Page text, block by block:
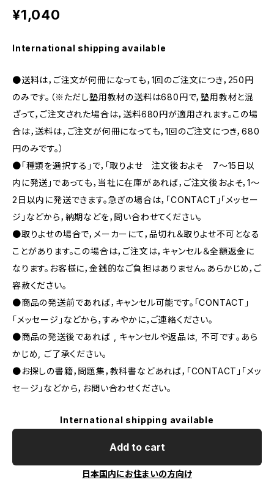
¥1,040
International shipping available
●送料は，ご注文が何冊になっても，1回のご注文につき，250円
のみです。（※ただし塾用教材の送料は680円で，塾用教材と混
ざって，ご注文された場合は，送料680円が適用されます。この場
合は，送料は，ご注文が何冊になっても，1回のご注文につき，680
円のみです。）
●「種類を選択する」で，「取りよせ 注文後およそ 7〜15日以
内に発送」であっても，当社に在庫があれば，ご注文後およそ，1〜
2日以内に発送できます。急ぎの場合は，「CONTACT」「メッセー
ジ」などから，納期などを，問い合わせてください。
●取りよせの場合で，メーカーにて，品切れ＆取りよせ不可となる
ことがあります。この場合は，ご注文は，キャンセル＆全額返金に
なります。お客様に，金銭的なご負担はありません。あらかじめ，ご
容赦ください。
●商品の発送前であれば，キャンセル可能です。「CONTACT」
「メッセージ」などから，すみやかに，ご連絡ください。
●商品の発送後であれば , キャンセルや返品は, 不可です｡あら
かじめ, ご了承ください｡
●お探しの書籍，問題集，教科書などあれば，「CONTACT」「メッ
セージ」などから，お問い合わせください。
International shipping available
Add to cart
日本国内にお住まいの方向け